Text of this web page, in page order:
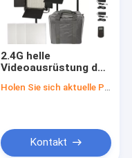
2.4G helle
Videoausrüstung der
LED mit NP-F
Freien
Holen Sie sich aktuelle Preis
Kontakt